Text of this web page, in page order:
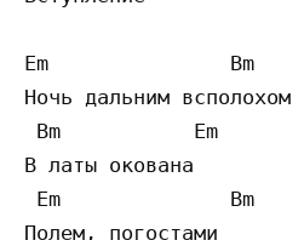
Em	         Bm
Ночь дальним всполохом
Bm           Em
В латы окована
Em              Bm
Полем, погостами